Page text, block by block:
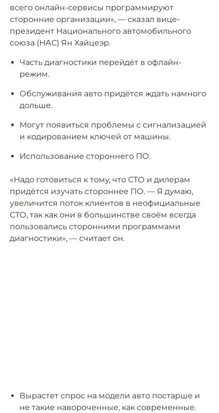
всего онлайн-сервисы программируют
сторонние организации», — сказал вице-
президент Национального автомобильного
союза (НАС) Ян Хайцеэр.
Часть диагностики перейдёт в офлайн-
режим.
Обслуживания авто придётся ждать намного
дольше.
Могут появиться проблемы с сигнализацией
и кодированием ключей от машины.
Использование стороннего ПО.
«Надо готовиться к тому, что СТО и дилерам
придётся изучать стороннее ПО. — Я думаю,
увеличится поток клиентов в неофициальные
СТО, так как они в большинстве своём всегда
пользовались сторонними программами
диагностики», — считает он.
Вырастет спрос на модели авто постарше и
не такие навороченные, как современные.